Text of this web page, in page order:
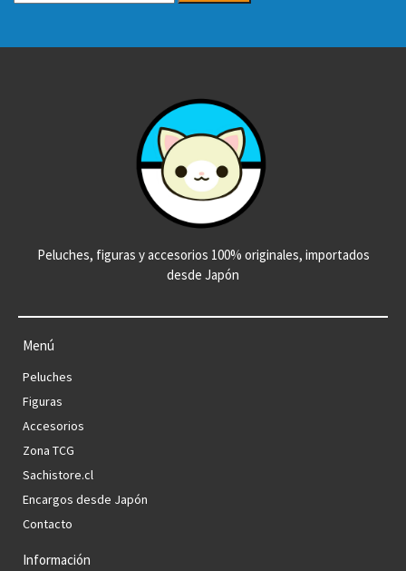
Peluches, figuras y accesorios 100% originales, importados
desde Japón
Menú
Peluches
Figuras
Accesorios
Zona TCG
Sachistore.cl
Encargos desde Japón
Contacto
Información